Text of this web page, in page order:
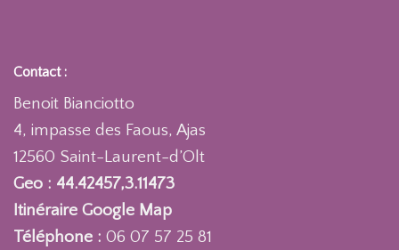
Contact :
Benoit Bianciotto
4, impasse des Faous, Ajas
12560 Saint-Laurent-d’Olt
Geo : 44.42457,3.11473
Itinéraire Google Map
Téléphone : 06 07 57 25 81